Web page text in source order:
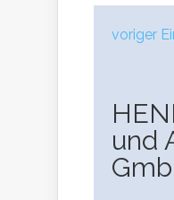
voriger
und